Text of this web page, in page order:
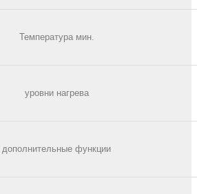
Температура мин.
уровни нагрева
дополнительные функции